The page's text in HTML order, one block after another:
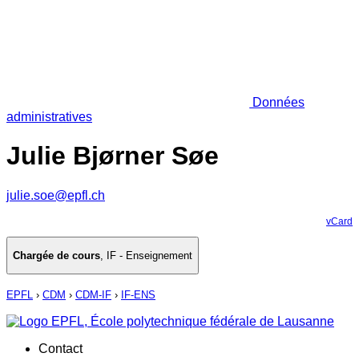
Données
administratives
Julie Bjørner Søe
julie.soe@epfl.ch
vCard
Chargée de cours, IF - Enseignement
EPFL › CDM › CDM-IF › IF-ENS
Contact